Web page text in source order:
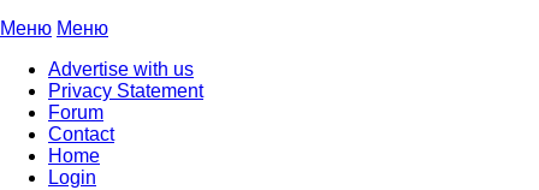
Меню Меню
Advertise with us
Privacy Statement
Forum
Contact
Home
Login